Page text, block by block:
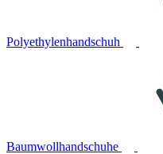
Polyethylenhandschuh
Baumwollhandschuhe